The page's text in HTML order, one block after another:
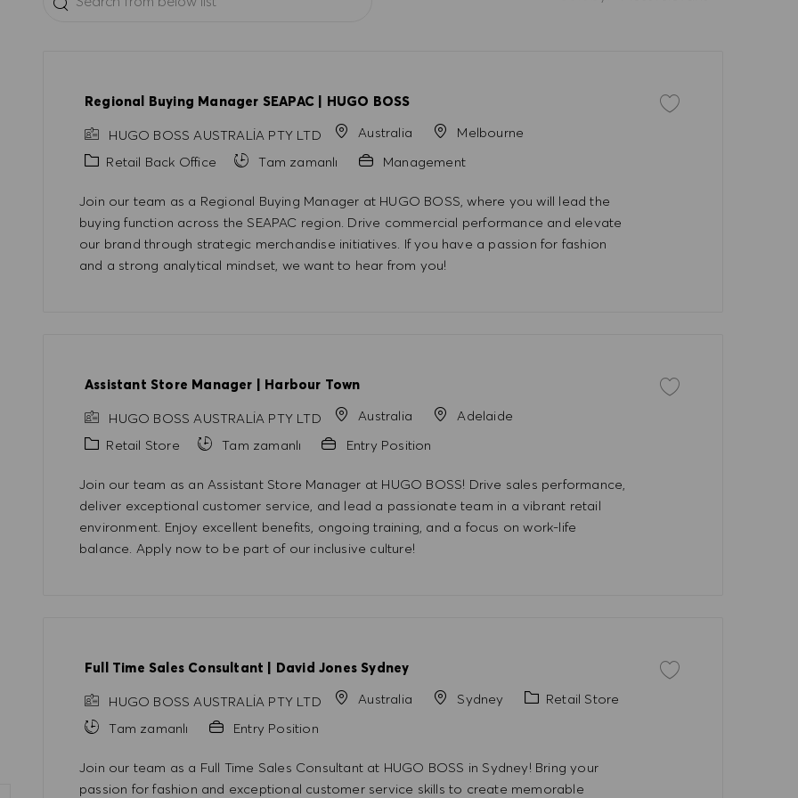
Regional Buying Manager SEAPAC | HUGO BOSS
HUGO BOSS AUSTRALIA PTY LTD
Australia
Melbourne
Kategori
Retail Back Office Tam zamanlı Management
Join our team as a Regional Buying Manager at HUGO BOSS, where you will lead the
buying function across the SEAPAC region. Drive commercial performance and elevate
our brand through strategic merchandise initiatives. If you have a passion for fashion
and a strong analytical mindset, we want to hear from you!
İşi kaydet Regional
Assistant Store Manager | Harbour Town
HUGO BOSS AUSTRALIA PTY LTD
Australia
Adelaide
Kategori
Retail Store Tam zamanlı Entry Position
Join our team as an Assistant Store Manager at HUGO BOSS! Drive sales performance,
deliver exceptional customer service, and lead a passionate team in a vibrant retail
environment. Enjoy excellent benefits, ongoing training, and a focus on work-life
balance. Apply now to be part of our inclusive culture!
İşi kaydet Assistant Store
Full Time Sales Consultant | David Jones Sydney
HUGO BOSS AUSTRALIA PTY LTD
Australia Sydney Kategori
Retail Store
Tam zamanlı
Entry Position
Join our team as a Full Time Sales Consultant at HUGO BOSS in Sydney! Bring your
passion for fashion and exceptional customer service skills to create memorable
İşi kaydet Full Time